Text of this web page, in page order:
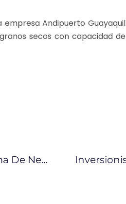
Andipuerto Guayaquil
secos con capacidad de
Ecuador Se Promociona Como Una Plataforma De Negocios E Inversiones